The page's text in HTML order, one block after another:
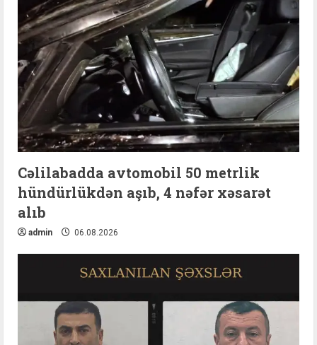
Cəlilabadda avtomobil 50 metrlik
hündürlükdən aşıb, 4 nəfər xəsarət
alıb
admin 06.08.2026